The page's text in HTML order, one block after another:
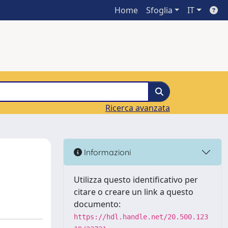
Home Sfoglia IT
Ricerca avanzata
Informazioni
Utilizza questo identificativo per
citare o creare un link a questo
documento:
https://hdl.handle.net/20.500.123